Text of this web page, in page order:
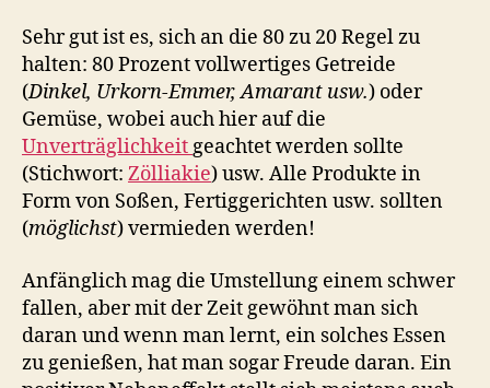
Sehr gut ist es, sich an die 80 zu 20 Regel zu
halten: 80 Prozent vollwertiges Getreide
(Dinkel, Urkorn-Emmer, Amarant usw.) oder
Gemüse, wobei auch hier auf die
Unverträglichkeitgeachtet werden sollte
(Stichwort: Zölliakie) usw. Alle Produkte in
Form von Soßen, Fertiggerichten usw. sollten
(möglichst) vermieden werden!
Anfänglich mag die Umstellung einem schwer
fallen, aber mit der Zeit gewöhnt man sich
daran und wenn man lernt, ein solches Essen
zu genießen, hat man sogar Freude daran. Ein